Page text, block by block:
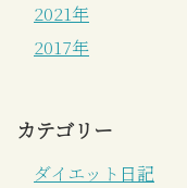
2021年
2017年
カテゴリー
ダイエット日記